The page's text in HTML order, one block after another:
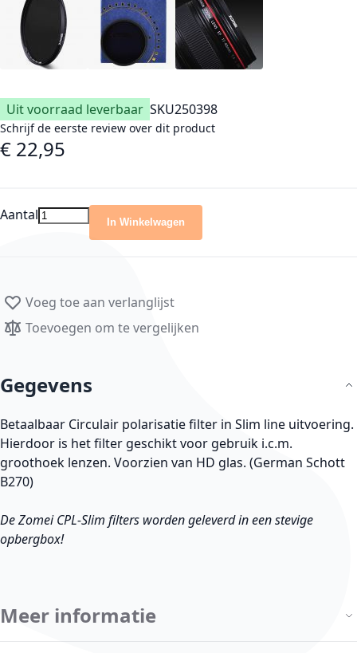
Uit voorraad leverbaar SKU250398
Schrijf de eerste review over dit product
€ 22,95
Aantal In Winkelwagen
Voeg toe aan verlanglijst
Toevoegen om te vergelijken
Gegevens
Betaalbaar Circulair polarisatie filter in Slim line uitvoering.
Hierdoor is het filter geschikt voor gebruik i.c.m.
groothoek lenzen. Voorzien van HD glas. (German Schott
B270)
De Zomei CPL-Slim filters worden geleverd in een stevige
opbergbox!
Meer informatie